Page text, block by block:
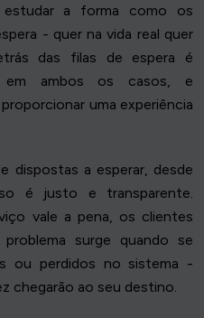
a forma como os
- quer na vida real quer
das filas de espera é
em ambos os casos, e
uma experiência
dispostas a esperar, desde
é justo e transparente.
vale a pena, os clientes
surge quando se
ou perdidos no sistema -
chegarão ao seu destino.